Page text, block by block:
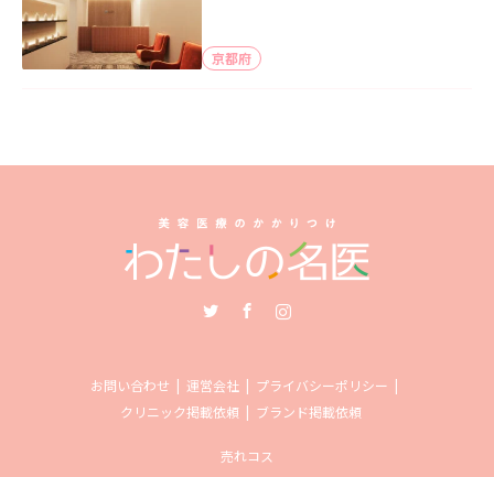
京都府
お問い合わせ 運営会社
プライバシーポリシー
クリニック掲載依頼
ブランド掲載依頼
売れコス